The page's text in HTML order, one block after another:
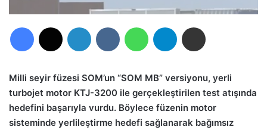
Milli seyir füzesi SOM’un “SOM MB” versiyonu, yerli
turbojet motor KTJ-3200 ile gerçekleştirilen test atışında
hedefini başarıyla vurdu. Böylece füzenin motor
sisteminde yerlileştirme hedefi sağlanarak bağımsız